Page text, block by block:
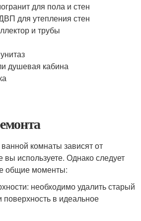
для пола и стен
для утепления стен
и трубы
душевая кабина
комнаты зависят от
вы используете. Однако следует
общие моменты:
необходимо удалить старый
поверхность в идеальное